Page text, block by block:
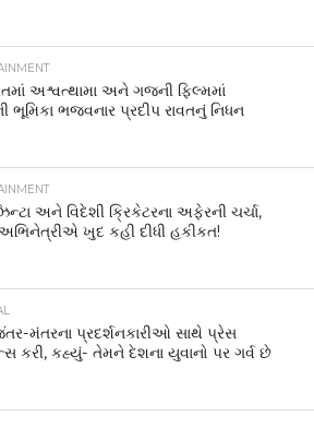
અશ્વત્થામા અને ગજની ફિલ્મમાં
ભૂમિકા ભજવનાર પ્રદીપ રાવતનું નિધન
અને વિદેશી ક્રિકેટરના અફેરની ચર્ચા,
ખુદ કહી દીધી હકીકત!
મંતરના પ્રદર્શનકારીઓ સાથે પ્રેસ
કરી, કહ્યું- તેમને દેશના યુવાનો પર ગર્વ છે